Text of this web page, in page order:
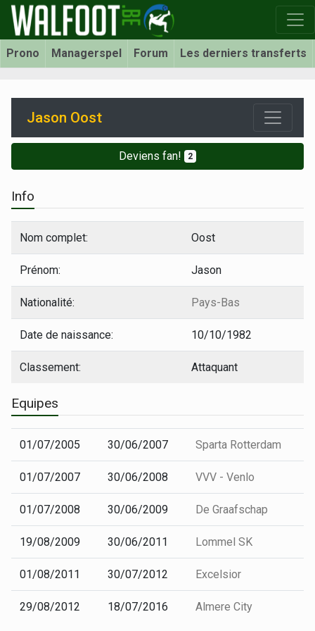
Prono Managerspel Forum Les derniers transferts
Jason Oost
Deviens fan! 2
Info
Nom complet: Oost
Prénom: Jason
Nationalité: Pays-Bas
Date de naissance: 10/10/1982
Classement: Attaquant
Equipes
01/07/2005 30/06/2007 Sparta Rotterdam
01/07/2007 30/06/2008 VVV - Venlo
01/07/2008 30/06/2009 De Graafschap
19/08/2009 30/06/2011 Lommel SK
01/08/2011 30/07/2012 Excelsior
29/08/2012 18/07/2016 Almere City